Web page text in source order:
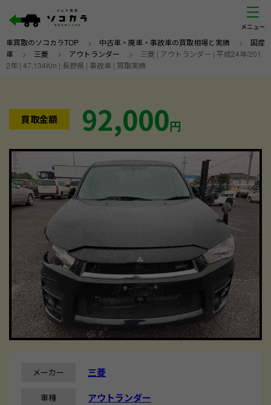
車買取のソコカラTOP > 中古車・廃車・事故車の買取相場と実績 > 国産
車 > 三菱 > アウトランダー > 三菱 | アウトランダー | 平成24年/201
2年 | 47,134Km | 長野県 | 事故車 | 買取実績
買取金額 92,000円
メーカー 三菱
車種 アウトランダー